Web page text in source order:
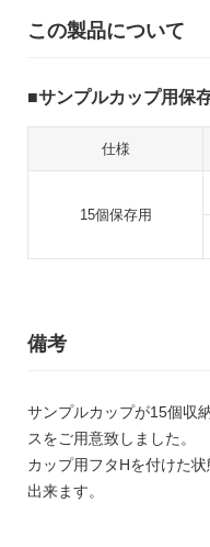
この製品について
サンプルカップ用保
仕様
15個保存用
備考
サンプルカップが15個収
スをご用意致しました。
カップ用フタHを付けた
出来ます。